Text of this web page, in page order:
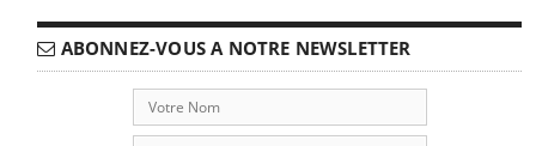
ABONNEZ-VOUS A NOTRE NEWSLETTER